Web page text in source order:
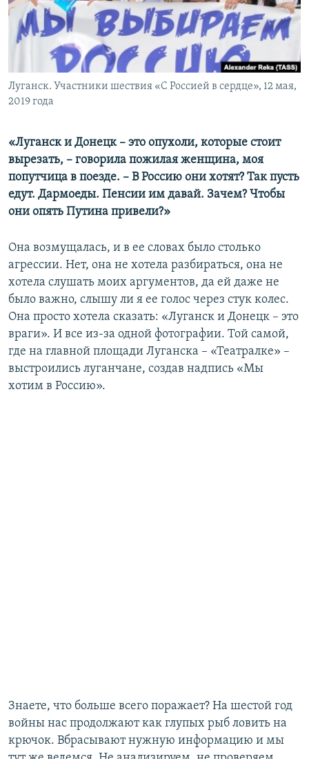
ПОБЕДИТЕЛЕЙ НЕ СУДЯТ?
КРЫМ.НЕПОКОРЕННЫЙ
УКРАИНСКАЯ ПРОБЛЕМА КРЫМА
ПРИСОЕДИНЯЙТЕСЬ!
Все сайты RFE/RL
Луганск. Участники шествия «С Россией в сердце», 12 мая,
2019 года
«Луганск и Донецк – это опухоли, которые стоит
вырезать, – говорила пожилая женщина, моя
попутчица в поезде. – В Россию они хотят? Так пусть
едут. Дармоеды. Пенсии им давай. Зачем? Чтобы
они опять Путина привели?»
Она возмущалась, и в ее словах было столько
агрессии. Нет, она не хотела разбираться, она не
хотела слушать моих аргументов, да ей даже не
было важно, слышу ли я ее голос через стук колес.
Она просто хотела сказать: «Луганск и Донецк – это
враги». И все из-за одной фотографии. Той самой,
где на главной площади Луганска – «Театралке» –
выстроились луганчане, создав надпись «Мы
хотим в Россию».
Знаете, что больше всего поражает? На шестой год
войны нас продолжают как глупых рыб ловить на
крючок. Вбрасывают нужную информацию и мы